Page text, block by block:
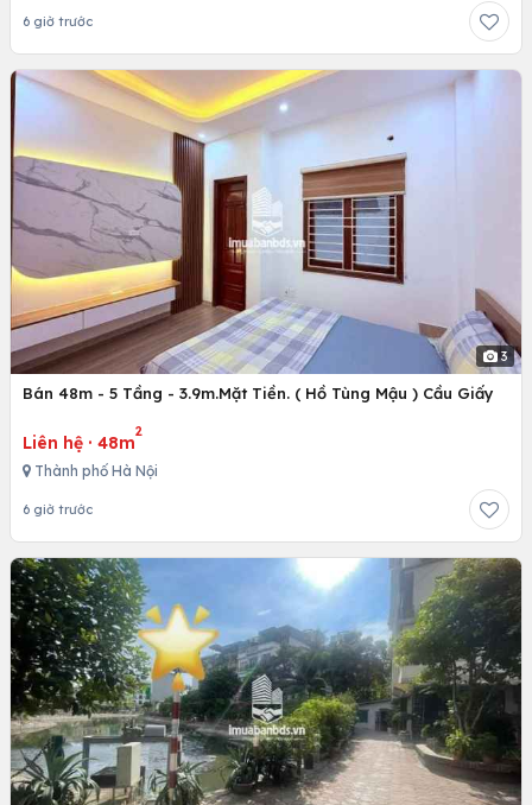
6 giờ trước
3
Bán 48m - 5 Tầng - 3.9m.Mặt Tiền. ( Hồ Tùng Mậu ) Cầu Giấy
Liên hệ · 48m
2
Thành phố Hà Nội
6 giờ trước